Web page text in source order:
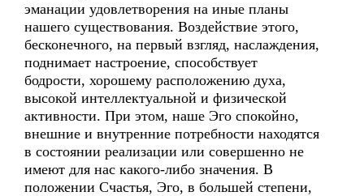
эманации удовлетворения на иные планы
нашего существования. Воздействие этого,
бесконечного, на первый взгляд, наслаждения,
поднимает настроение, способствует
бодрости, хорошему расположению духа,
высокой интеллектуальной и физической
активности. При этом, наше Эго спокойно,
внешние и внутренние потребности находятся
в состоянии реализации или совершенно не
имеют для нас какого-либо значения. В
положении Счастья, Эго, в большей степени,